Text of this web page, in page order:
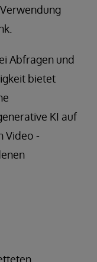
Abfragen und
bietet
KI auf
Video -